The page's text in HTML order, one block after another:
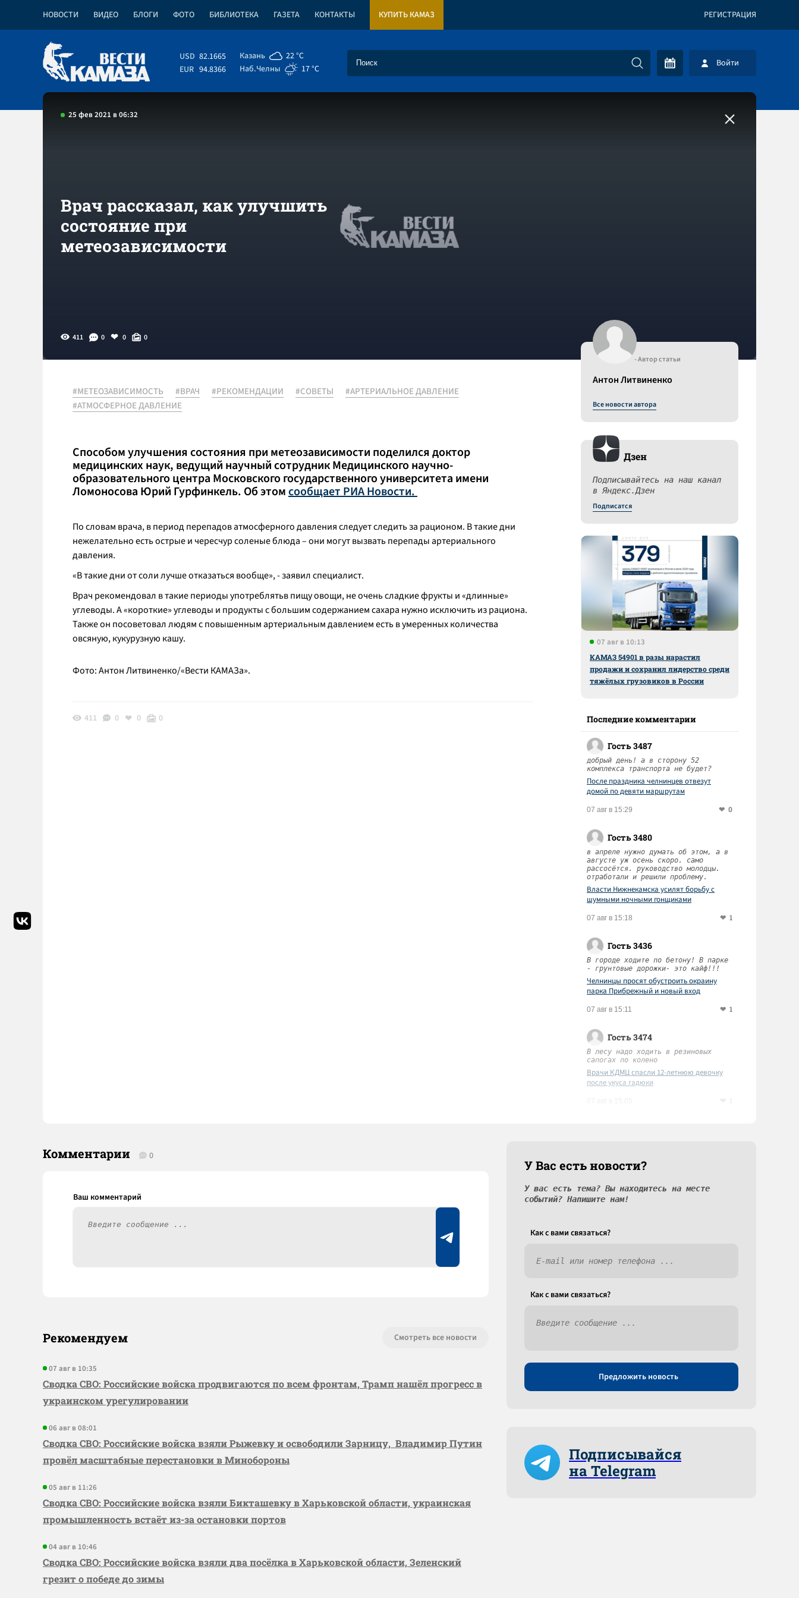
НОВОСТИ ВИДЕО БЛОГИ ФОТО БИБЛИОТЕКА ГАЗЕТА КОНТАКТЫ КУПИТЬ КАМАЗ РЕГИСТРАЦИЯ
USD 82.1665
EUR 94.8366
Казань
22 °C
Наб.Челны
17 °C Войти
25 фев 2021 в 06:32
Врач рассказал, как улучшить
состояние при
метеозависимости
411 0 0 0
#МЕТЕОЗАВИСИМОСТЬ #ВРАЧ #РЕКОМЕНДАЦИИ #СОВЕТЫ
#АРТЕРИАЛЬНОЕ ДАВЛЕНИЕ
#АТМОСФЕРНОЕ ДАВЛЕНИЕ
Способом улучшения состояния при метеозависимости поделился доктор
медицинских наук, ведущий научный сотрудник Медицинского научно-
образовательного центра Московского государственного университета имени
Ломоносова Юрий Гурфинкель. Об этомсообщает РИА Новости.
По словам врача, в период перепадов атмосферного давления следует следить за рационом. В такие дни
нежелательно есть острые и чересчур соленые блюда – они могут вызвать перепады артериального
давления.
«В такие дни от соли лучше отказаться вообще», - заявил специалист.
Врач рекомендовал в такие периоды употреблятьв пищу овощи, не очень сладкие фрукты и «длинные»
углеводы. А «короткие» углеводы и продукты с большим содержанием сахара нужно исключить из рациона.
Также он посоветовал людям с повышенным артериальным давлением есть в умеренных количества
овсяную, кукурузную кашу.
Фото: Антон Литвиненко/«Вести КАМАЗа».
411 0 0 0
- Автор статьи
Антон Литвиненко
Все новости автора
Дзен
Подписывайтесь на наш канал
в Яндекс.Дзен
Подписатся
07 авг в 10:13
КАМАЗ 54901 в разы нарастил
продажи и сохранил лидерство среди
тяжёлых грузовиков в России
Последние комментарии
Гость 3487
добрый день! а в сторону 52
комплекса транспорта не будет?
После праздника челнинцев отвезут
домой по девяти маршрутам
07 авг в 15:29 0
Гость 3480
в апреле нужно думать об этом, а в
августе уж осень скоро. само
рассосётся. руководство молодцы.
отработали и решили проблему.
Власти Нижнекамска усилят борьбу с
шумными ночными гонщиками
07 авг в 15:18 1
Гость 3436
В городе ходите по бетону! В парке
- грунтовые дорожки- это кайф!!!
Челнинцы просят обустроить окраину
парка Прибрежный и новый вход
07 авг в 15:11 1
Гость 3474
В лесу надо ходить в резиновых
сапогах по колено
Врачи КДМЦ спасли 12-летнюю девочку
после укуса гадюки
Комментарии 0
Рекомендуем Смотреть все новости
07 авг в 10:35
Сводка СВО: Российские войска продвигаются по всем фронтам, Трамп нашёл прогресс в
украинском урегулировании
06 авг в 08:01
Сводка СВО: Российские войска взяли Рыжевку и освободили Зарницу, Владимир Путин
провёл масштабные перестановки в Минобороны
05 авг в 11:26
Сводка СВО: Российские войска взяли Бикташевку в Харьковской области, украинская
промышленность встаёт из-за остановки портов
04 авг в 10:46
Сводка СВО: Российские войска взяли два посёлка в Харьковской области, Зеленский
грезит о победе до зимы
У Вас есть новости?
У вас есть тема? Вы находитесь на месте
событий? Напишите нам!
Как c вами связаться?
Как c вами связаться?
Предложить новость
Подписывайся
на Telegram